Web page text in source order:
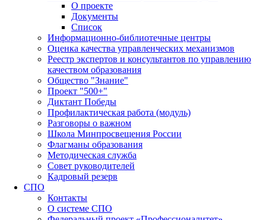
О проекте
Документы
Список
Информационно-библиотечные центры
Оценка качества управленческих механизмов
Реестр экспертов и консультантов по управлению
качеством образования
Общество "Знание"
Проект "500+"
Диктант Победы
Профилактическая работа (модуль)
Разговоры о важном
Школа Минпросвещения России
Флагманы образования
Методическая служба
Совет руководителей
Кадровый резерв
СПО
Контакты
О системе СПО